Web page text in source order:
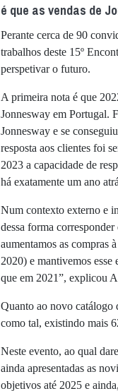
é que as vendas de
Perante cerca de 90
trabalhos deste 15º
perspetivar o futuro.
A primeira nota é que
Jonnesway em Portugal.
Jonnesway e se
resposta aos clientes foi
2023 a capacidade de
há exatamente um ano
Num contexto externo e
dessa forma
aumentamos as compras
2020) e mantivemos
que em 2021”, explicou
Quanto ao novo catálogo
como tal, existindo mais
Neste evento, ao qual
ainda apresentadas as
objetivos até 2025 e